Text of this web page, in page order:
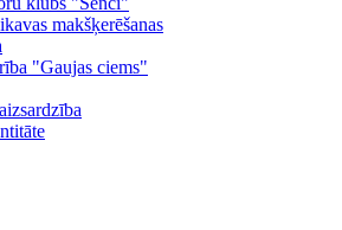
makšķerēšanas
"Gaujas ciems"